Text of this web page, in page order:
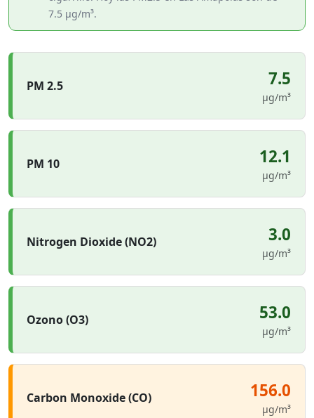
7.5 µg/m³.
PM 2.5 7.5
µg/m³
PM 10 12.1
µg/m³
Nitrogen Dioxide (NO2) 3.0
µg/m³
Ozono (O3) 53.0
µg/m³
Carbon Monoxide (CO) 156.0
µg/m³